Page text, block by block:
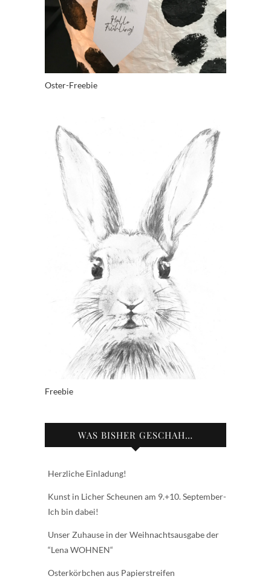
Oster-Freebie
Freebie
WAS BISHER GESCHAH…
Herzliche Einladung!
Kunst in Licher Scheunen am 9.+10. September-
Ich bin dabei!
Unser Zuhause in der Weihnachtsausgabe der
“Lena WOHNEN“
Osterkörbchen aus Papierstreifen